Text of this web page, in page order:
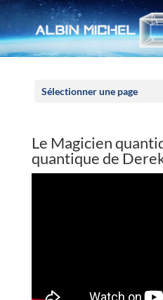
Sélectionner une page
Le Magicien
quantique de
Panneau de gestion des cookies